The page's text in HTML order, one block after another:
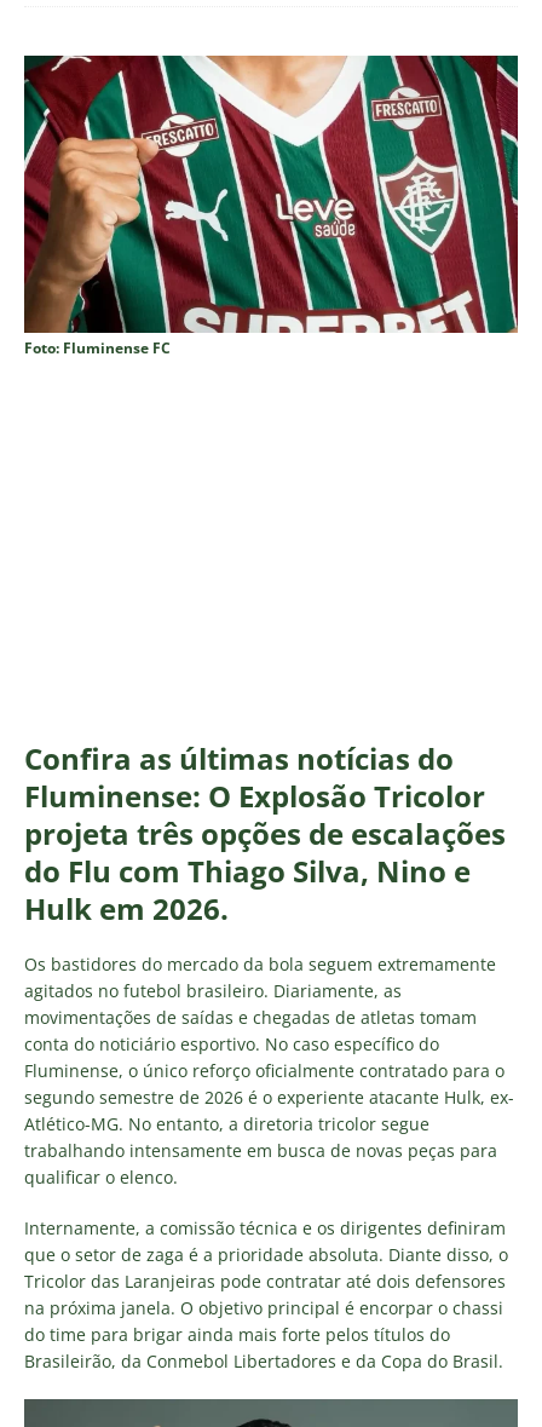
Foto: Fluminense FC
Confira as últimas notícias do
Fluminense: O Explosão Tricolor
projeta três opções de escalações
do Flu com Thiago Silva, Nino e
Hulk em 2026.
Os bastidores do mercado da bola seguem extremamente
agitados no futebol brasileiro. Diariamente, as
movimentações de saídas e chegadas de atletas tomam
conta do noticiário esportivo. No caso específico do
Fluminense, o único reforço oficialmente contratado para o
segundo semestre de 2026 é o experiente atacante Hulk, ex-
Atlético-MG. No entanto, a diretoria tricolor segue
trabalhando intensamente em busca de novas peças para
qualificar o elenco.
Internamente, a comissão técnica e os dirigentes definiram
que o setor de zaga é a prioridade absoluta. Diante disso, o
Tricolor das Laranjeiras pode contratar até dois defensores
na próxima janela. O objetivo principal é encorpar o chassi
do time para brigar ainda mais forte pelos títulos do
Brasileirão, da Conmebol Libertadores e da Copa do Brasil.